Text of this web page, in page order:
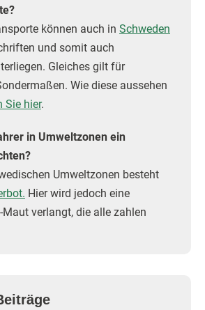
können auch in Schweden
und somit auch
Gleiches gilt für
Wie diese aussehen
Sie hier.
in Umweltzonen ein
Umweltzonen besteht
Hier wird jedoch eine
verlangt, die alle zahlen